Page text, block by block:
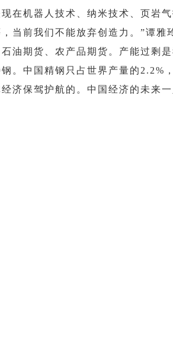
在机器人技术、纳米技术、页岩
当前我们不能放弃创造力。”谭
油期货、农产品期货。产能过剩
。中国精钢只占世界产量的2.2%
济保驾护航的。中国经济的未来